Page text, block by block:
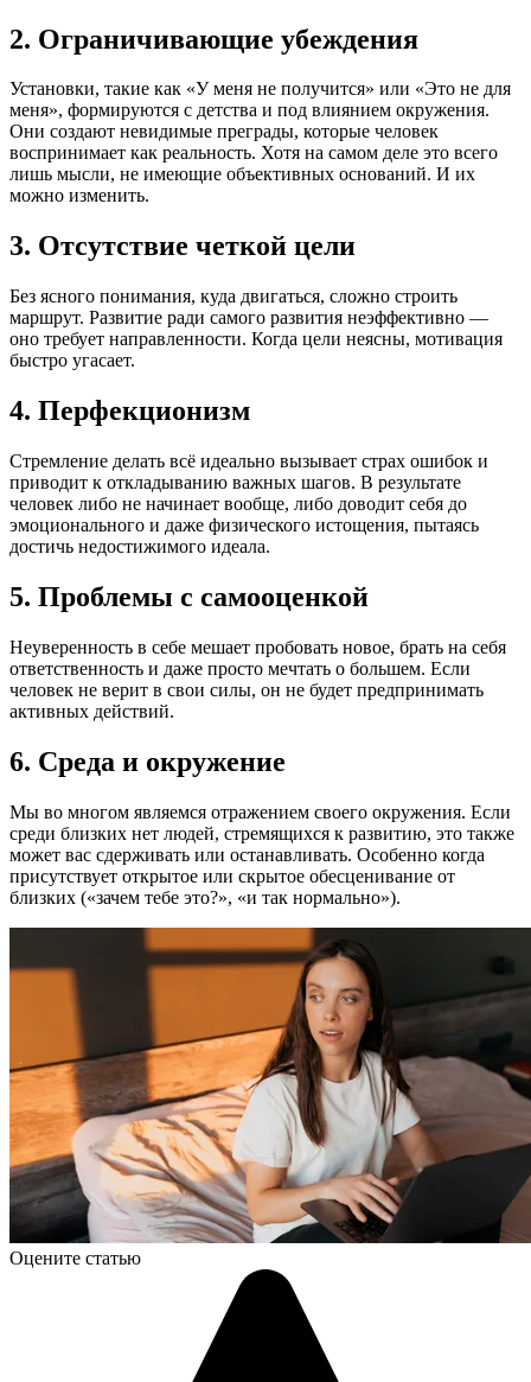
2. Ограничивающие убеждения
Установки, такие как «У меня не получится» или «Это не для
меня», формируются с детства и под влиянием окружения.
Они создают невидимые преграды, которые человек
воспринимает как реальность. Хотя на самом деле это всего
лишь мысли, не имеющие объективных оснований. И их
можно изменить.
3. Отсутствие четкой цели
Без ясного понимания, куда двигаться, сложно строить
маршрут. Развитие ради самого развития неэффективно —
оно требует направленности. Когда цели неясны, мотивация
быстро угасает.
4. Перфекционизм
Стремление делать всё идеально вызывает страх ошибок и
приводит к откладыванию важных шагов. В результате
человек либо не начинает вообще, либо доводит себя до
эмоционального и даже физического истощения, пытаясь
достичь недостижимого идеала.
5. Проблемы с самооценкой
Неуверенность в себе мешает пробовать новое, брать на себя
ответственность и даже просто мечтать о большем. Если
человек не верит в свои силы, он не будет предпринимать
активных действий.
6. Среда и окружение
Мы во многом являемся отражением своего окружения. Если
среди близких нет людей, стремящихся к развитию, это также
может вас сдерживать или останавливать. Особенно когда
присутствует открытое или скрытое обесценивание от
близких («зачем тебе это?», «и так нормально»).
Оцените статью